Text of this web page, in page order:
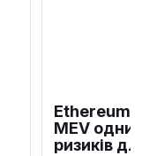
Ethereum
MEV
ризиків